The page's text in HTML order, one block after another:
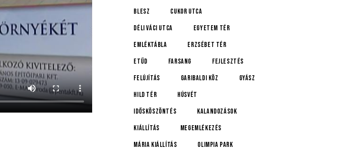
BLESZ
Cukor utca
Déli Váci utca
Egyetem tér
emléktábla
Erzsébet tér
etűd
farsang
fejlesztés
felújítás
Garibaldi köz
gyász
Hild tér
húsvét
idősköszöntés
Kalandozások
kiállítás
megemlékezés
Mária kiállítás
Olimpia Park